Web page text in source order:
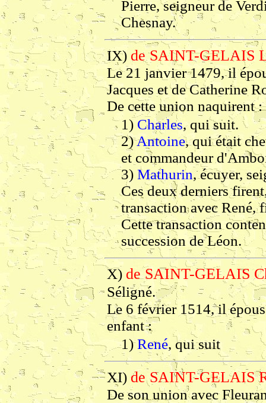
Pierre, seigneur de
Chesnay.
IX) de SAINT-GELAIS
Le 21 janvier 1479, il
Jacques et de Catherine
De cette union naquirent :
1) Charles, qui suit.
2)Antoine, qui était
et commandeur
3) Mathurin, écuyer,
Ces deux derniers
transaction avec René,
Cette transaction
succession de Léon.
X) de SAINT-GELAIS
Séligné.
Le 6 février 1514, il
enfant :
1)René, qui suit
XI) de SAINT-GELAIS
De son union avec